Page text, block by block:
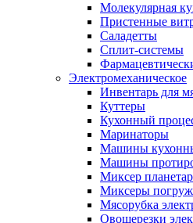
Молекулярная
Пристенные
Саладетты
Сплит-системы
Электромеханическое
Инвентарь для
Куттеры
Кухонный
Маринаторы
Машины
Машины
Миксер
Миксеры
Мясорубка
Овощерезки